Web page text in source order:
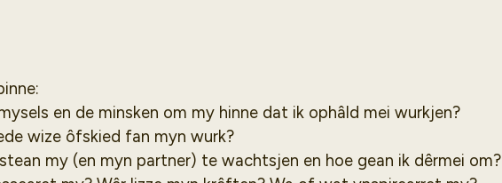
en de minsken om my hinne dat ik ophâld mei wurkjen?
wize ôfskied fan myn wurk?
my (en myn partner) te wachtsjen en hoe gean ik dêrmei om?